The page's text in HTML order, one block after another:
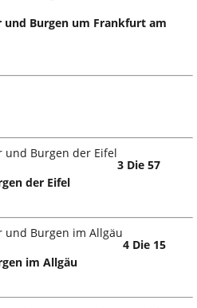
und Burgen um Frankfurt am
3 Die 57
der Eifel
4 Die 15
im Allgäu